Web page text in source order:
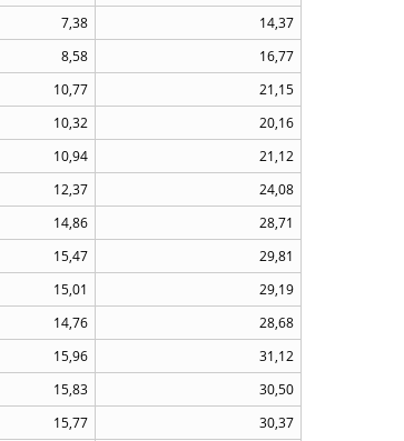
7,38
14,37
8,58
16,77
10,77
21,15
10,32
20,16
10,94
21,12
12,37
24,08
14,86
28,71
15,47
29,81
15,01
29,19
14,76
28,68
15,96
31,12
15,83
30,50
15,77
30,37